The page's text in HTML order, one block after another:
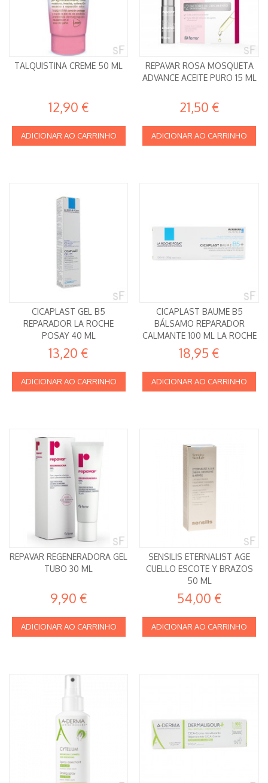
TALQUISTINA CREME 50 ML
12,90 €
ADICIONAR AO CARRINHO
REPAVAR ROSA MOSQUETA
ADVANCE ACEITE PURO 15 ML
21,50 €
ADICIONAR AO CARRINHO
CICAPLAST GEL B5
REPARADOR LA ROCHE
POSAY 40 ML
13,20 €
ADICIONAR AO CARRINHO
CICAPLAST BAUME B5
BÁLSAMO REPARADOR
CALMANTE 100 ML LA ROCHE
POSAY
18,95 €
ADICIONAR AO CARRINHO
REPAVAR REGENERADORA GEL
TUBO 30 ML
9,90 €
ADICIONAR AO CARRINHO
SENSILIS ETERNALIST AGE
CUELLO ESCOTE Y BRAZOS
50 ML
54,00 €
ADICIONAR AO CARRINHO